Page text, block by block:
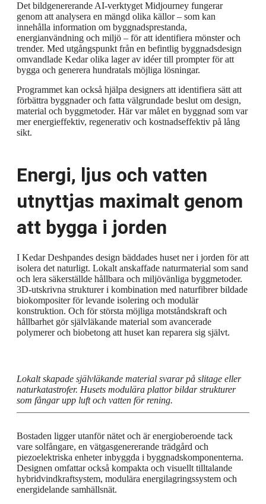
Det bildgenererande AI-verktyget Midjourney fungerar
genom att analysera en mängd olika källor – som kan
innehålla information om byggnadsprestanda,
energianvändning och miljö – för att identifiera mönster och
trender. Med utgångspunkt från en befintlig byggnadsdesign
omvandlade Kedar olika lager av idéer till prompter för att
bygga och generera hundratals möjliga lösningar.
Programmet kan också hjälpa designers att identifiera sätt att
förbättra byggnader och fatta välgrundade beslut om design,
material och byggmetoder. Här var målet en byggnad som var
mer energieffektiv, regenerativ och kostnadseffektiv på lång
sikt.
Energi, ljus och vatten
utnyttjas maximalt genom
att bygga i jorden
I Kedar Deshpandes design bäddades huset ner i jorden för att
isolera det naturligt. Lokalt anskaffade naturmaterial som sand
och lera säkerställde hållbara och miljövänliga byggmetoder.
3D-utskrivna strukturer i kombination med naturfibrer bildade
biokompositer för levande isolering och modulär
konstruktion. Och för största möjliga motståndskraft och
hållbarhet gör självläkande material som avancerade
polymerer och biobetong att huset kan reparera sig självt.
Lokalt skapade självläkande material svarar på slitage eller
naturkatastrofer. Husets modulära plattor bildar strukturer
som fångar upp luft och vatten för rening.
Bostaden ligger utanför nätet och är energioberoende tack
vare solfångare, en vätgasgenererande trädgård och
piezoelektriska enheter inbyggda i byggnadskomponenterna.
Designen omfattar också kompakta och visuellt tilltalande
hybridvindkraftsystem, modulära energilagringssystem och
energidelande samhällsnät.